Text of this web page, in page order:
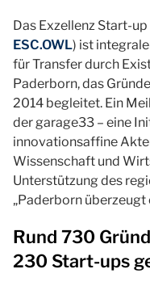
Das Exzellenz Start-
ESC.OWL) ist
für Transfer durch
Paderborn, das
2014 begleitet. Ein
der garage33 – eine
innovationsaffine
Wissenschaft und
Unterstützung des
„Paderborn überzeugt
Rund 730
230 Start-ups